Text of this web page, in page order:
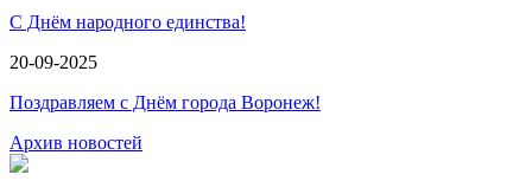
С Днём народного единства!
20-09-2025
Поздравляем с Днём города Воронеж!
Архив новостей